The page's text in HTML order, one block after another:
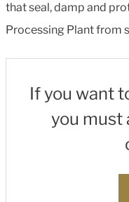
that seal, damp and
Processing Plant from
If you want
you must